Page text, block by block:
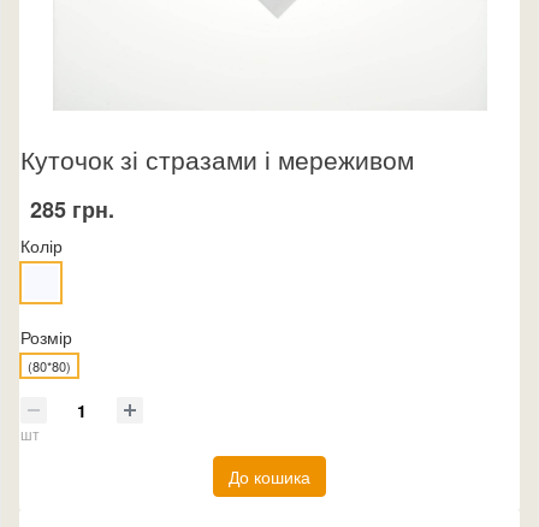
Куточок зі стразами і мереживом
285 грн.
Колір
Розмір
(80*80)
шт
До кошика